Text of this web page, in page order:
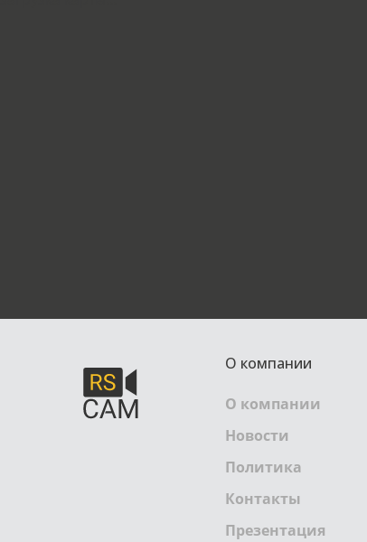
О компании
О компании
Новости
Политика
Контакты
Презентация